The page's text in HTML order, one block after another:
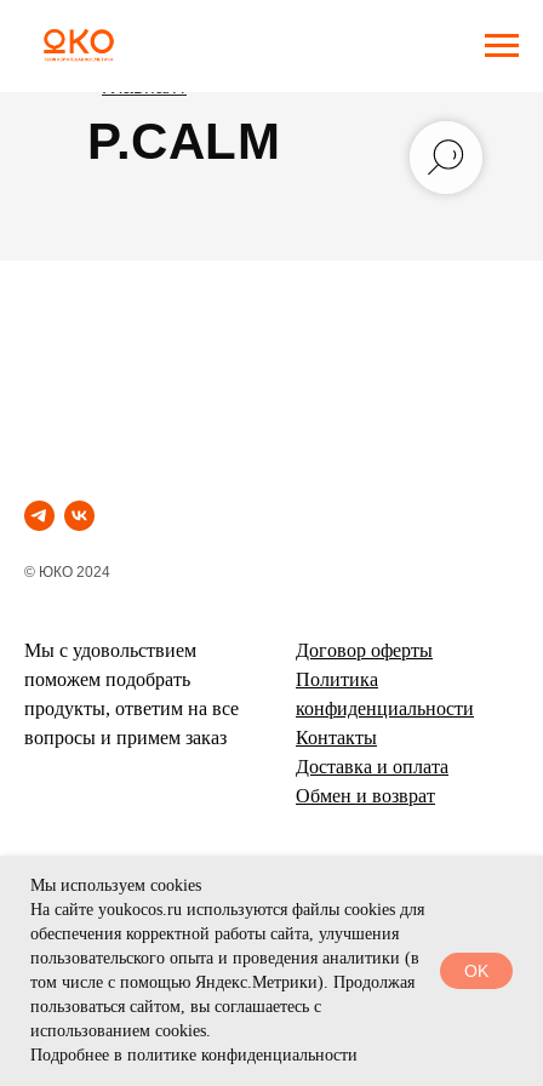
Мы используем cookies
На сайте youkocos.ru используются файлы cookies для
обеспечения корректной работы сайта, улучшения
пользовательского опыта и проведения аналитики (в
том числе с помощью Яндекс.Метрики). Продолжая
пользоваться сайтом, вы соглашаетесь с
использованием cookies.
Подробнее в политике конфиденциальности
OK
P.CALM
© ЮКО 2024
Мы с удовольствием
поможем подобрать
продукты, ответим на все
вопросы и примем заказ
Договор оферты
Политика
конфиденциальности
Контакты
Доставка и оплата
Обмен и возврат